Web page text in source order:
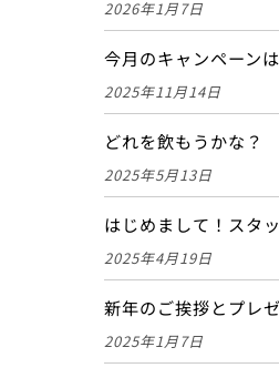
2026年1月7日
今月のキャンペーン
2025年11月14日
どれを飲もうかな？
2025年5月13日
はじめまして！スタ
2025年4月19日
新年のご挨拶とプレ
2025年1月7日